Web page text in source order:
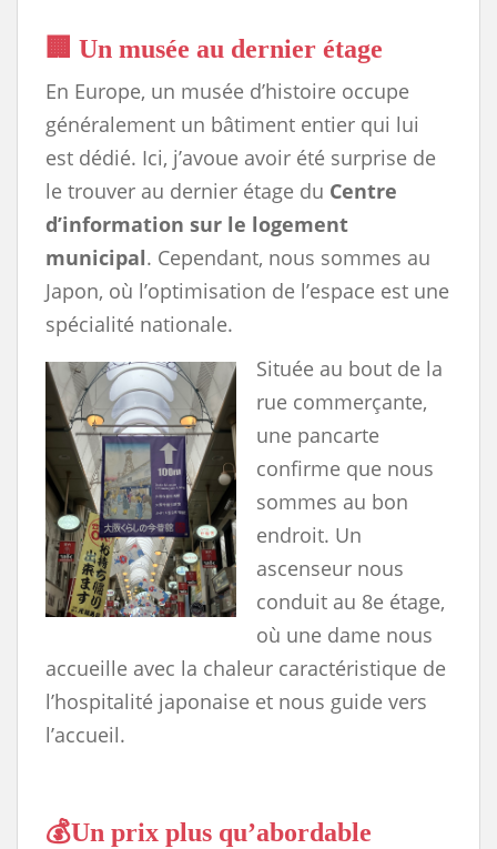
🏢 Un musée au dernier étage
En Europe, un musée d’histoire occupe
généralement un bâtiment entier qui lui
est dédié. Ici, j’avoue avoir été surprise de
le trouver au dernier étage du Centre
d’information sur le logement
municipal. Cependant, nous sommes au
Japon, où l’optimisation de l’espace est une
spécialité nationale.
Située au bout de la
rue commerçante,
une pancarte
confirme que nous
sommes au bon
endroit. Un
ascenseur nous
conduit au 8e étage,
où une dame nous
accueille avec la chaleur caractéristique de
l’hospitalité japonaise et nous guide vers
l’accueil.
💰Un prix plus qu’abordable